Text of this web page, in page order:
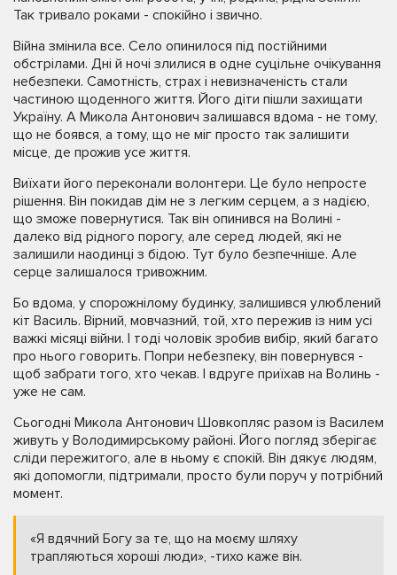
Так тривало роками - спокійно і звично.
Війна змінила все. Село опинилося під постійними
обстрілами. Дні й ночі злилися в одне суцільне очікування
небезпеки. Самотність, страх і невизначеність стали
частиною щоденного життя. Його діти пішли захищати
Україну. А Микола Антонович залишався вдома - не тому,
що не боявся, а тому, що не міг просто так залишити
місце, де прожив усе життя.
Виїхати його переконали волонтери. Це було непросте
рішення. Він покидав дім не з легким серцем, а з надією,
що зможе повернутися. Так він опинився на Волині -
далеко від рідного порогу, але серед людей, які не
залишили наодинці з бідою. Тут було безпечніше. Але
серце залишалося тривожним.
Бо вдома, у спорожнілому будинку, залишився улюблений
кіт Василь. Вірний, мовчазний, той, хто пережив із ним усі
важкі місяці війни. І тоді чоловік зробив вибір, який багато
про нього говорить. Попри небезпеку, він повернувся -
щоб забрати того, хто чекав. І вдруге приїхав на Волинь -
уже не сам.
Сьогодні Микола Антонович Шовкопляс разом із Василем
живуть у Володимирському районі. Його погляд зберігає
сліди пережитого, але в ньому є спокій. Він дякує людям,
які допомогли, підтримали, просто були поруч у потрібний
момент.
«Я вдячний Богу за те, що на моєму шляху
трапляються хороші люди», -тихо каже він.